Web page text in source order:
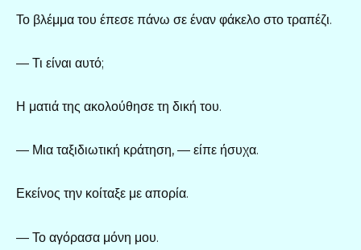
Το βλέμμα του έπεσε πάνω σε έναν φάκελο στο τραπέζι.
— Τι είναι αυτό;
Η ματιά της ακολούθησε τη δική του.
— Μια ταξιδιωτική κράτηση, — είπε ήσυχα.
Εκείνος την κοίταξε με απορία.
— Το αγόρασα μόνη μου.